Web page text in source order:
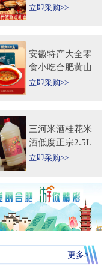
特产食品伴手礼
立即采购>>
安徽特产大全零
食小吃合肥黄山
烧饼糕点臭鳜鱼
立即采购>>
三河米酒桂花米
酒低度正宗2.5L
桶纯手工安徽糯
立即采购>>
更多>